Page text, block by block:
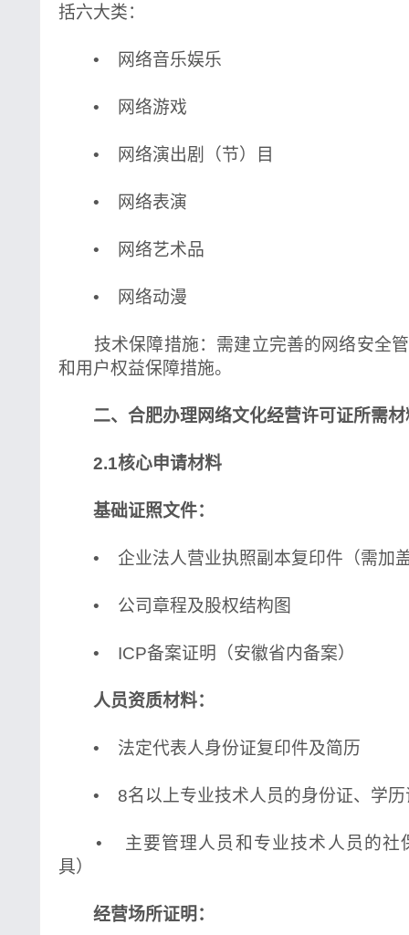
括六大类：
• 网络音乐娱乐
• 网络游戏
• 网络演出剧（节）目
• 网络表演
• 网络艺术品
• 网络动漫
技术保障措施：需建立完善的网络安全管
和用户权益保障措施。
二、合肥办理网络文化经营许可证所需材
2.1核心申请材料
基础证照文件：
• 企业法人营业执照副本复印件（需加
• 公司章程及股权结构图
• ICP备案证明（安徽省内备案）
人员资质材料：
• 法定代表人身份证复印件及简历
• 8名以上专业技术人员的身份证、学历
• 主要管理人员和专业技术人员的社
具）
经营场所证明：